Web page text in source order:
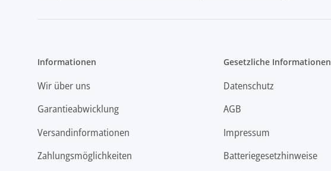
Informationen
Wir über uns
Garantieabwicklung
Versandinformationen
Zahlungsmöglichkeiten
Gesetzliche Informationen
Datenschutz
AGB
Impressum
Batteriegesetzhinweise